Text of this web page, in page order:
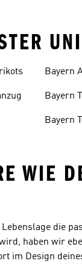
Bayern
Bayern
Bayern
WIE
die
haben wir
im Design